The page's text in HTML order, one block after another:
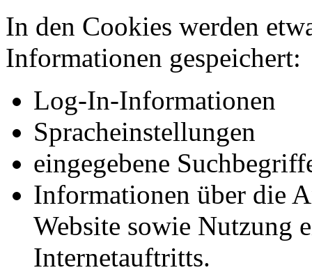
In den Cookies werden
Informationen gespeichert:
Log-In-Informationen
Spracheinstellungen
eingegebene
Informationen über die
Website sowie Nutzung
Internetauftritts.